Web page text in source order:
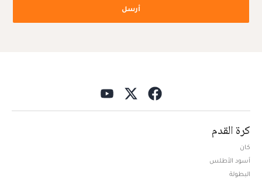
أرسل
كرة القدم
كان
أسود الأطلس
البطولة